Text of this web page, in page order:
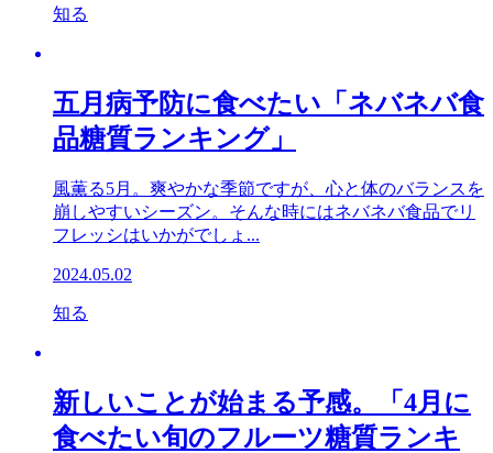
知る
五月病予防に食べたい「ネバネバ食
品糖質ランキング」
風薫る5月。爽やかな季節ですが、心と体のバランスを
崩しやすいシーズン。そんな時にはネバネバ食品でリ
フレッシはいかがでしょ...
2024.05.02
知る
新しいことが始まる予感。「4月に
食べたい旬のフルーツ糖質ランキ